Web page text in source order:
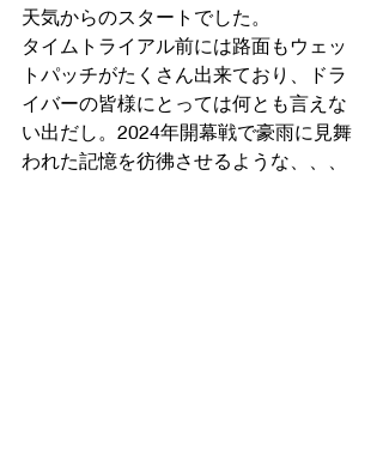
天気からのスタートでした。
タイムトライアル前には路面もウェッ
トパッチがたくさん出来ており、ドラ
イバーの皆様にとっては何とも言えな
い出だし。2024年開幕戦で豪雨に見舞
われた記憶を彷彿させるような、、、